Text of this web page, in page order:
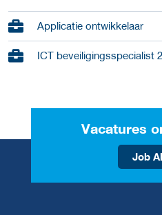
Applicatie ontwikkelaar
ICT beveiligingsspecialist
Vacatures
Job